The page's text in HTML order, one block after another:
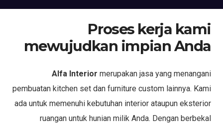
Proses kerja kami
mewujudkan impian Anda
Alfa Interior merupakan jasa yang menangani
pembuatan kitchen set dan furniture custom lainnya. Kami
ada untuk memenuhi kebutuhan interior ataupun eksterior
ruangan untuk hunian milik Anda. Dengan berbekal